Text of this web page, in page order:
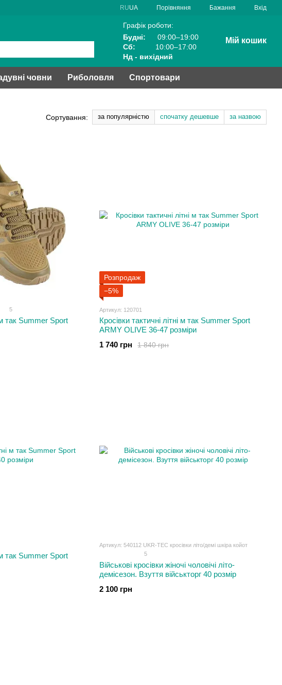
RUUA Порівняння Бажання Вхід
Графік роботи:
Будні:
09:00–19:00
Сб:
10:00–17:00
Нд - вихідний
Мій кошик
човни Риболовля Спортовари
Сортування: за популярністю спочатку дешевше за назвою
5
м так Summer Sport
Розпродаж
−5%
Артикул: 120701
Кросівки тактичні літні м так Summer Sport
ARMY OLIVE 36-47 розміри
1 840 грн
1 740 грн
м так Summer Sport
Артикул: 540112 UKR-TEC кросівки літо/демі шкіра койот
5
Військові кросівки жіночі чоловічі літо-
демісезон. Взуття військторг 40 розмір
2 100 грн